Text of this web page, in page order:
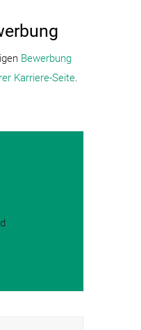
Bewerbung
Karriere-Seite.